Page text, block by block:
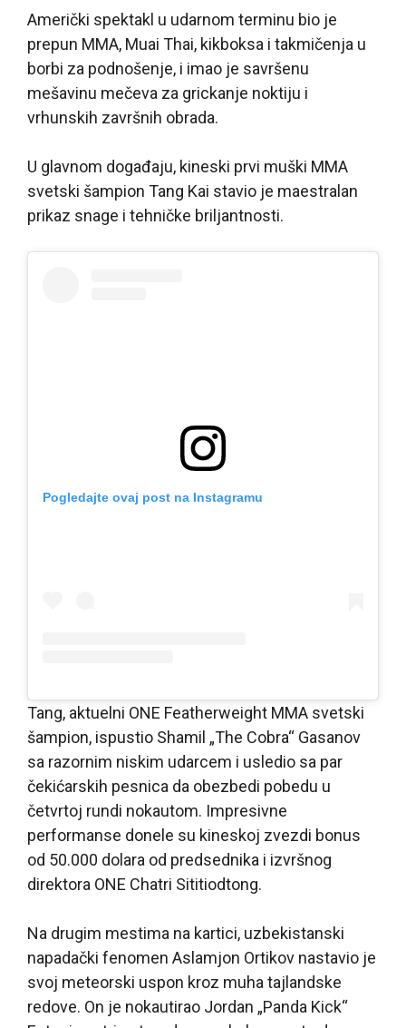
Američki spektakl u udarnom terminu bio je
prepun MMA, Muai Thai, kikboksa i takmičenja u
borbi za podnošenje, i imao je savršenu
mešavinu mečeva za grickanje noktiju i
vrhunskih završnih obrada.
U glavnom događaju, kineski prvi muški MMA
svetski šampion Tang Kai stavio je maestralan
prikaz snage i tehničke briljantnosti.
Pogledajte ovaj post na Instagramu
Tang, aktuelni ONE Featherweight MMA svetski
šampion, ispustio Shamil „The Cobra“ Gasanov
sa razornim niskim udarcem i usledio sa par
čekićarskih pesnica da obezbedi pobedu u
četvrtoj rundi nokautom. Impresivne
performanse donele su kineskoj zvezdi bonus
od 50.000 dolara od predsednika i izvršnog
direktora ONE Chatri Sititiodtong.
Na drugim mestima na kartici, uzbekistanski
napadački fenomen Aslamjon Ortikov nastavio je
svoj meteorski uspon kroz muha tajlandske
redove. On je nokautirao Jordan „Panda Kick“